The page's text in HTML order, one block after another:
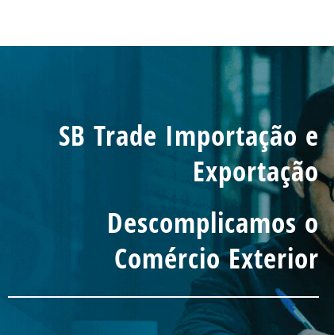
SB Trade Importação e
Exportação
Descomplicamos o
Comércio Exterior